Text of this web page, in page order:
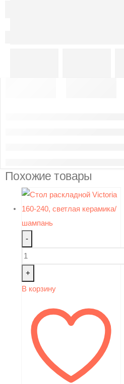
Похожие товары
-
+
В корзину